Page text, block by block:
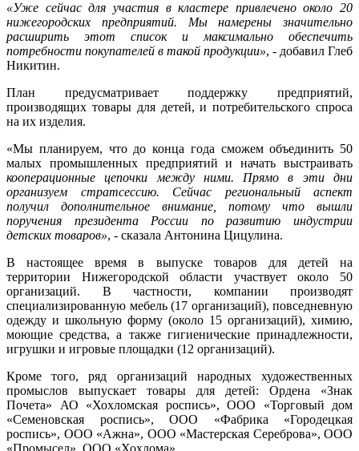
«Уже сейчас для участия в кластере привлечено около 20
нижегородских предприятий. Мы намерены значительно
расширить этот список и максимально обеспечить
потребности покупателей в такой продукции», - добавил Глеб
Никитин.
План предусматривает поддержку предприятий,
производящих товары для детей, и потребительского спроса
на их изделия.
«Мы планируем, что до конца года сможем объединить 50
малых промышленных предприятий и начать выстраивать
кооперационные цепочки между ними. Прямо в эти дни
организуем стратсессию. Сейчас региональный аспект
получил дополнительное внимание, потому что вышли
поручения президента России по развитию индустрии
детских товаров», - сказала Антонина Цицулина.
В настоящее время в выпуске товаров для детей на
территории Нижегородской области участвует около 50
организаций. В частности, компании производят
специализированную мебель (17 организаций), повседневную
одежду и школьную форму (около 15 организаций), химию,
моющие средства, а также гигиенические принадлежности,
игрушки и игровые площадки (12 организаций).
Кроме того, ряд организаций народных художественных
промыслов выпускает товары для детей: Ордена «Знак
Почета» АО «Хохломская роспись», ООО «Торговый дом
«Семеновская роспись», ООО «Фабрика «Городецкая
роспись», ООО «Ажна», ООО «Мастерская Сереброва», ООО